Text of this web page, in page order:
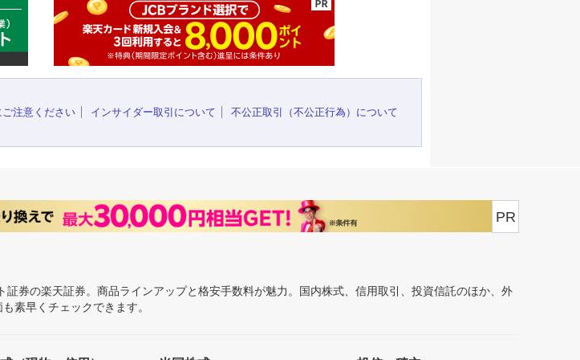
注意ください インサイダー取引について
不公正取引（不公正行為）について
PR
券の楽天証券。商品ラインアップと格安手数料が魅力。国内株式、信用取引、投資信託のほか、外
素早くチェックできます。